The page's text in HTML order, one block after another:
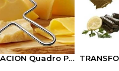
TRANSFORMACION Quadro Peynir Çikolata Kek Sebze Kesici Dilimleyici